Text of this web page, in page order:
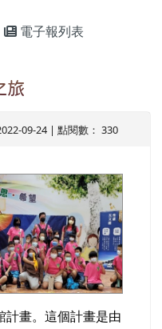
電子報列表
旅
09-24 | 點閱數： 330
計畫。這個計畫是由